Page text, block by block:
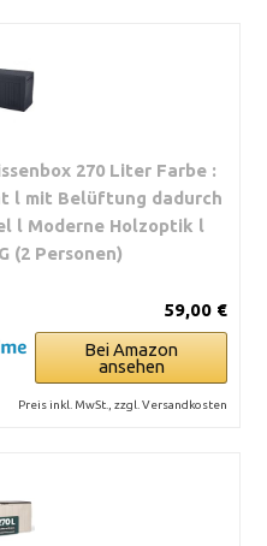
270 Liter Farbe :
l mit Belüftung dadurch
l Moderne Holzoptik l
(2 Personen)
59,00 €
Bei Amazon
ansehen
Preis inkl. MwSt., zzgl. Versandkosten